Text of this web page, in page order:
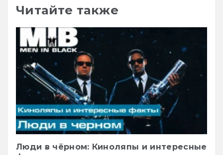
Читайте также
Люди в чёрном: Киноляпы и интересные